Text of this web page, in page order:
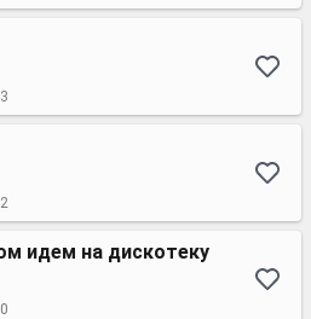
идем на дискотеку